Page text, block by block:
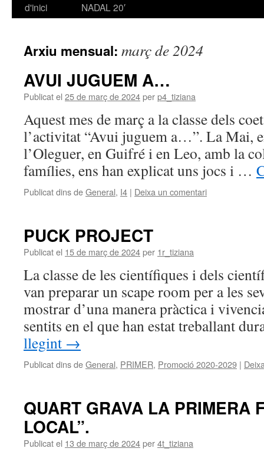
d'inici
NADAL 20′
Arxiu mensual: març de 2024
AVUI JUGUEM A…
Publicat el 25 de març de 2024perp4_tiziana
Aquest mes de març a la classe dels
l’activitat “Avui juguem a…”. La Mai,
l’Oleguer, en Guifré i en Leo, amb la
famílies, ens han explicat uns jocs i …
Publicat dins deGeneral, I4 | Deixa un comentari
PUCK PROJECT
Publicat el 15 de març de 2024per 1r_tiziana
La classe de les científiques i dels
van preparar un scape room per a les
mostrar d’una manera pràctica i
sentits en el que han estat treballant
llegint →
Publicat dins deGeneral, PRIMER, Promoció 2020-2029 |
QUART GRAVA LA PRIMERA
LOCAL”.
Publicat el 13 de març de 2024per4t_tiziana